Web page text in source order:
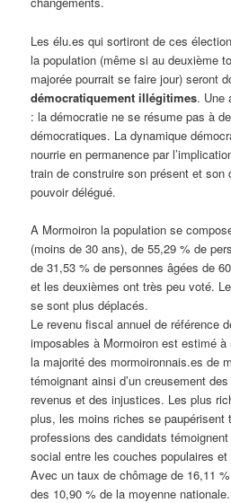
Les élu.es qui sortiront de ces
la population (même si au deuxième
majorée pourrait se faire jour) seront
démocratiquement illégitimes. Une
: la démocratie ne se résume pas à
démocratiques. La dynamique
nourrie en permanence par
train de construire son présent et son
pouvoir délégué.
A Mormoiron la population se
(moins de 30 ans), de 55,29 % de
de 31,53 % de personnes âgées de
et les deuxièmes ont très peu voté.
se sont plus déplacés.
Le revenu fiscal annuel de référence
imposables à Mormoiron est estimé
la majorité des mormoironnais.es de
témoignant ainsi d’un creusement
revenus et des injustices. Les plus
plus, les moins riches se paupérisent
professions des candidats
social entre les couches populaires
Avec un taux de chômage de 16,11
des 10,90 % de la moyenne nationale.